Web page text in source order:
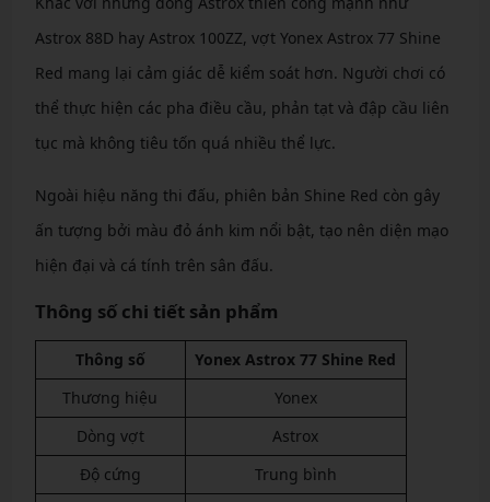
Astrox 88D hay Astrox 100ZZ, vợt Yonex Astrox 77 Shine
Red mang lại cảm giác dễ kiểm soát hơn. Người chơi có
thể thực hiện các pha điều cầu, phản tạt và đập cầu liên
tục mà không tiêu tốn quá nhiều thể lực.
Ngoài hiệu năng thi đấu, phiên bản Shine Red còn gây
ấn tượng bởi màu đỏ ánh kim nổi bật, tạo nên diện mạo
hiện đại và cá tính trên sân đấu.
Thông số chi tiết sản phẩm
Thông số
Yonex Astrox 77 Shine Red
Thương hiệu
Yonex
Dòng vợt
Astrox
Độ cứng
Trung bình